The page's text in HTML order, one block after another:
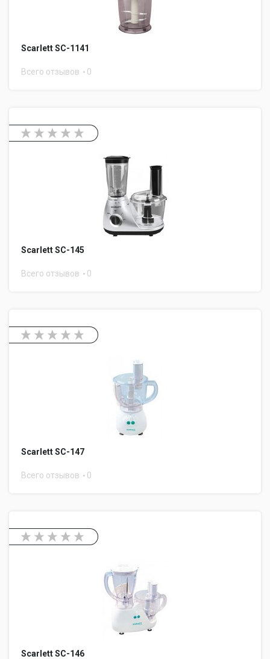
Scarlett SC-1141
Всего отзывов 0
Scarlett SC-145
Всего отзывов 0
Scarlett SC-147
Всего отзывов 0
Scarlett SC-146